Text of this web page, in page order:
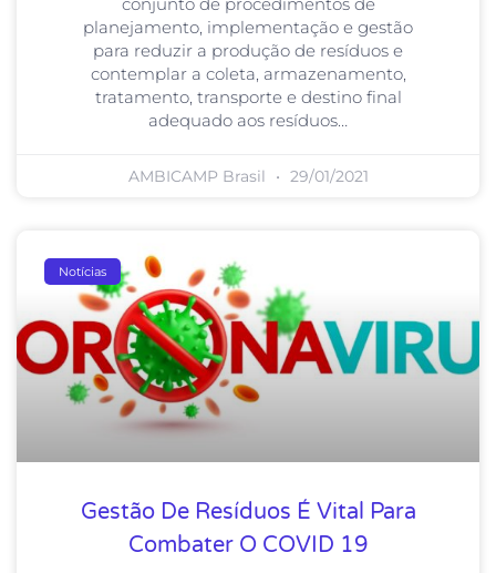
planejamento, implementação e gestão
para reduzir a produção de resíduos e
contemplar a coleta, armazenamento,
tratamento, transporte e destino final
adequado aos resíduos…
AMBICAMP Brasil 29/01/2021
Notícias
Gestão De Resíduos É Vital Para
Combater O COVID 19